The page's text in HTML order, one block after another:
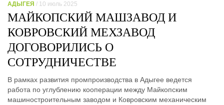
АДЫГЕЯ / 10 июль 2025
МАЙКОПСКИЙ МАШЗАВОД И
КОВРОВСКИЙ МЕХЗАВОД
ДОГОВОРИЛИСЬ О
СОТРУДНИЧЕСТВЕ
В рамках развития промпроизводства в Адыгее ведется
работа по углублению кооперации между Майкопским
машиностроительным заводом и Ковровским механическим